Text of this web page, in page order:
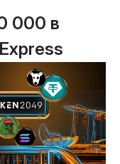
000 в